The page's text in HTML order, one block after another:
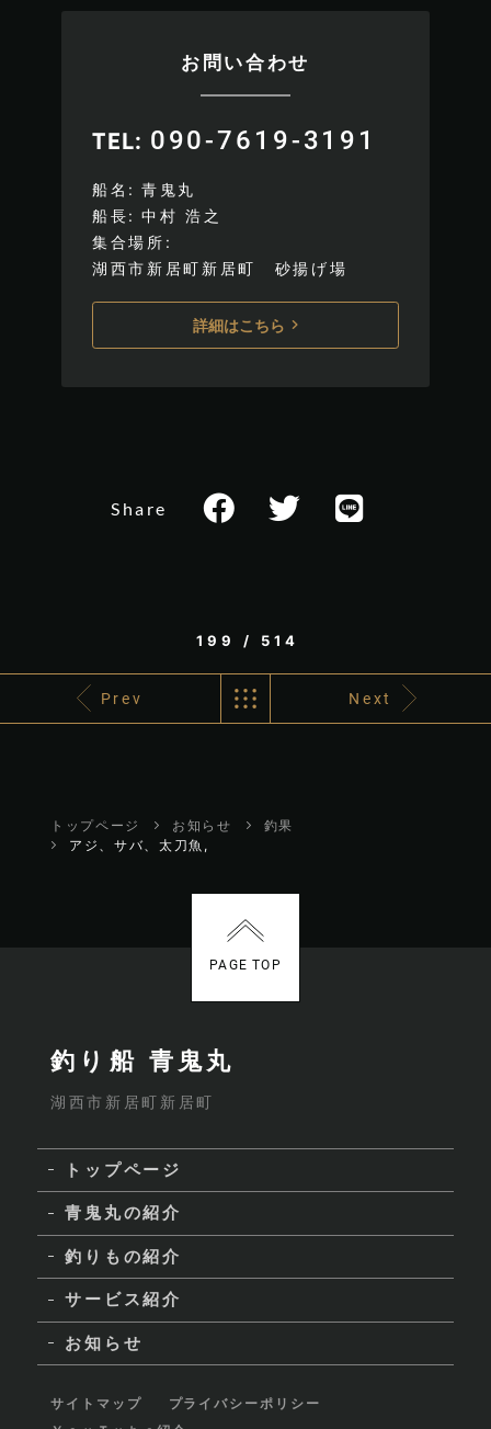
お問い合わせ
TEL 090-7619-3191
船名
青鬼丸
船長
中村 浩之
集合場所
湖西市新居町新居町 砂揚げ場
詳細はこちら
Share
199 / 514
Prev Next
トップページ お知らせ
釣果
アジ、サバ、太刀魚,
PAGE TOP
釣り船 青鬼丸
湖西市新居町新居町
トップページ
青鬼丸の紹介
釣りもの紹介
サービス紹介
お知らせ
サイトマップ
プライバシーポリシー